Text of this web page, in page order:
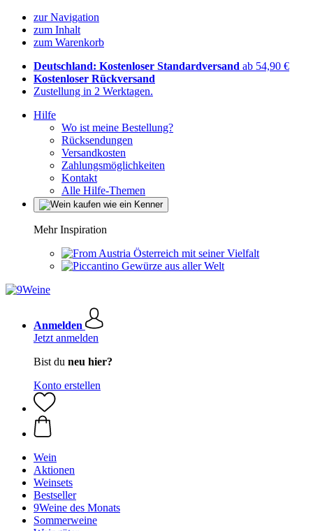
zur Navigation
zum Inhalt
zum Warenkorb
Deutschland: Kostenloser Standardversand ab 54,90 €
Kostenloser Rückversand
Zustellung in 2 Werktagen.
Hilfe
Wo ist meine Bestellung?
Rücksendungen
Versandkosten
Zahlungsmöglichkeiten
Kontakt
Alle Hilfe-Themen
Mehr Inspiration
Österreich mit seiner Vielfalt
Gewürze aus aller Welt
Anmelden
Jetzt anmelden
Bist du neu hier?
Konto erstellen
Wein
Aktionen
Weinsets
Bestseller
9Weine des Monats
Sommerweine